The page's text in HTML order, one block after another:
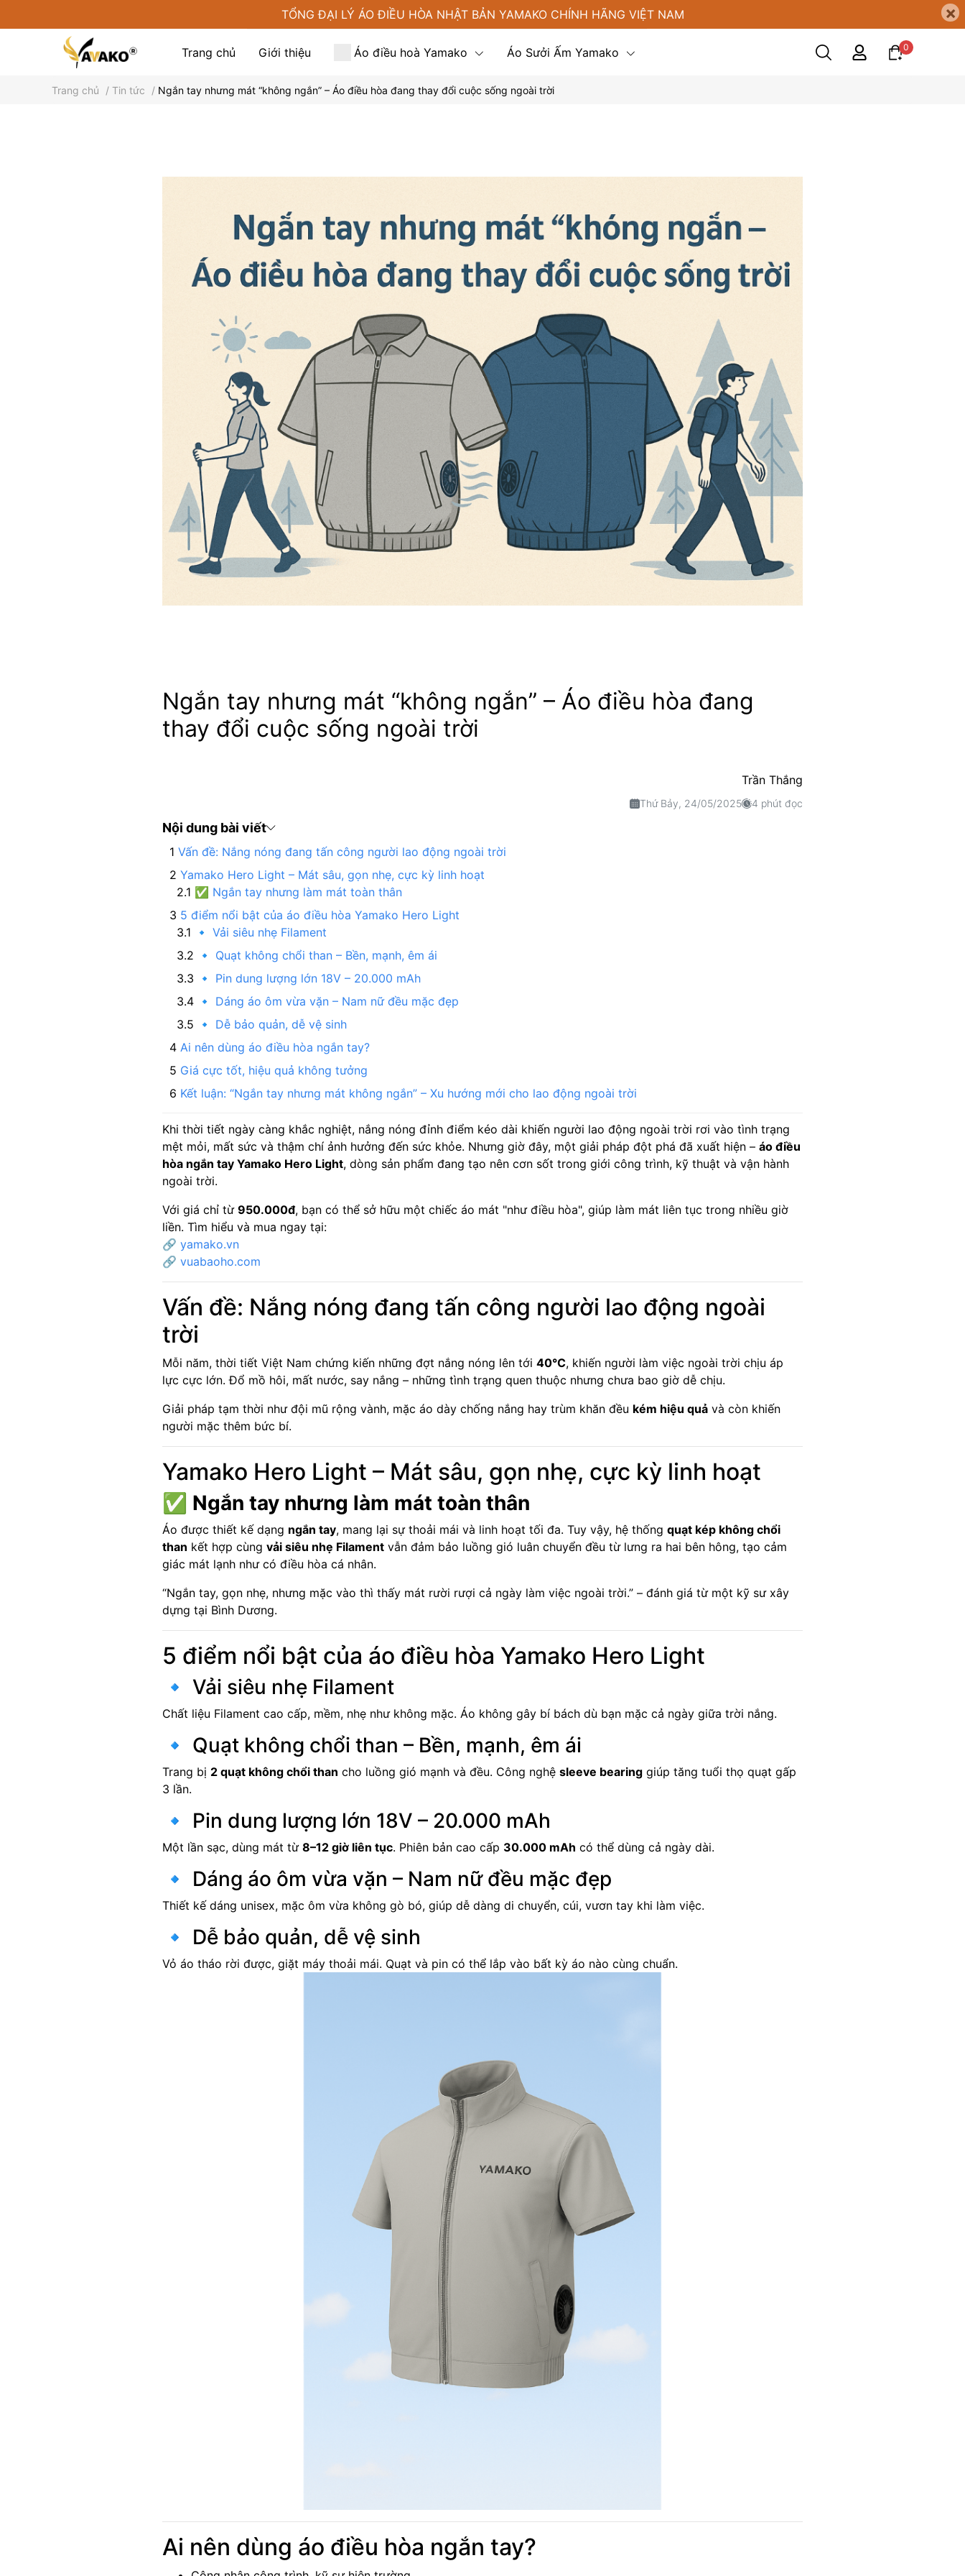
TỔNG ĐẠI LÝ ÁO ĐIỀU HÒA NHẬT BẢN YAMAKO CHÍNH HÃNG VIỆT NAM ×
Trang chủ Giới thiệu Áo điều hoà Yamako Áo Sưởi Ấm Yamako
Phụ kiện tại Yamako Liên hệ
0
Trang chủ / Tin tức / Ngắn tay nhưng mát “không ngắn” – Áo điều hòa đang thay đổi cuộc sống ngoài trời
Ngắn tay nhưng mát “không ngắn” – Áo điều hòa đang
thay đổi cuộc sống ngoài trời
Trần Thắng
Thứ Bảy, 24/05/2025 4 phút đọc
Nội dung bài viết
Vấn đề: Nắng nóng đang tấn công người lao động ngoài trời
Yamako Hero Light – Mát sâu, gọn nhẹ, cực kỳ linh hoạt
✅ Ngắn tay nhưng làm mát toàn thân
5 điểm nổi bật của áo điều hòa Yamako Hero Light
🔹 Vải siêu nhẹ Filament
🔹 Quạt không chổi than – Bền, mạnh, êm ái
🔹 Pin dung lượng lớn 18V – 20.000 mAh
🔹 Dáng áo ôm vừa vặn – Nam nữ đều mặc đẹp
🔹 Dễ bảo quản, dễ vệ sinh
Ai nên dùng áo điều hòa ngắn tay?
Giá cực tốt, hiệu quả không tưởng
Kết luận: “Ngắn tay nhưng mát không ngắn” – Xu hướng mới cho lao động ngoài trời
Khi thời tiết ngày càng khắc nghiệt, nắng nóng đỉnh điểm kéo dài khiến người lao động ngoài trời rơi vào tình trạng
mệt mỏi, mất sức và thậm chí ảnh hưởng đến sức khỏe. Nhưng giờ đây, một giải pháp đột phá đã xuất hiện – áo điều
hòa ngắn tay Yamako Hero Light, dòng sản phẩm đang tạo nên cơn sốt trong giới công trình, kỹ thuật và vận hành
ngoài trời.
Với giá chỉ từ 950.000đ, bạn có thể sở hữu một chiếc áo mát "như điều hòa", giúp làm mát liên tục trong nhiều giờ
liền. Tìm hiểu và mua ngay tại:
🔗 yamako.vn
🔗 vuabaoho.com
Vấn đề: Nắng nóng đang tấn công người lao động ngoài
trời
Mỗi năm, thời tiết Việt Nam chứng kiến những đợt nắng nóng lên tới 40°C, khiến người làm việc ngoài trời chịu áp
lực cực lớn. Đổ mồ hôi, mất nước, say nắng – những tình trạng quen thuộc nhưng chưa bao giờ dễ chịu.
Giải pháp tạm thời như đội mũ rộng vành, mặc áo dày chống nắng hay trùm khăn đều kém hiệu quảvà còn khiến
người mặc thêm bức bí.
Yamako Hero Light – Mát sâu, gọn nhẹ, cực kỳ linh hoạt
✅ Ngắn tay nhưng làm mát toàn thân
Áo được thiết kế dạng ngắn tay, mang lại sự thoải mái và linh hoạt tối đa. Tuy vậy, hệ thống quạt kép không chổi
than kết hợp cùng vải siêu nhẹ Filamentvẫn đảm bảo luồng gió luân chuyển đều từ lưng ra hai bên hông, tạo cảm
giác mát lạnh như có điều hòa cá nhân.
“Ngắn tay, gọn nhẹ, nhưng mặc vào thì thấy mát rười rượi cả ngày làm việc ngoài trời.” – đánh giá từ một kỹ sư xây
dựng tại Bình Dương.
5 điểm nổi bật của áo điều hòa Yamako Hero Light
🔹 Vải siêu nhẹ Filament
Chất liệu Filament cao cấp, mềm, nhẹ như không mặc. Áo không gây bí bách dù bạn mặc cả ngày giữa trời nắng.
🔹 Quạt không chổi than – Bền, mạnh, êm ái
Trang bị 2 quạt không chổi than cho luồng gió mạnh và đều. Công nghệ sleeve bearinggiúp tăng tuổi thọ quạt gấp
3 lần.
🔹 Pin dung lượng lớn 18V – 20.000 mAh
Một lần sạc, dùng mát từ 8–12 giờ liên tục. Phiên bản cao cấp 30.000 mAh có thể dùng cả ngày dài.
🔹 Dáng áo ôm vừa vặn – Nam nữ đều mặc đẹp
Thiết kế dáng unisex, mặc ôm vừa không gò bó, giúp dễ dàng di chuyển, cúi, vươn tay khi làm việc.
🔹 Dễ bảo quản, dễ vệ sinh
Vỏ áo tháo rời được, giặt máy thoải mái. Quạt và pin có thể lắp vào bất kỳ áo nào cùng chuẩn.
Ai nên dùng áo điều hòa ngắn tay?